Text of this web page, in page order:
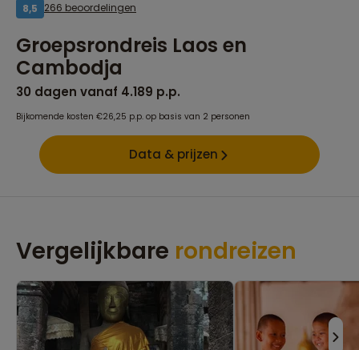
8,5 266 beoordelingen
Groepsrondreis Laos en
Cambodja
30 dagen vanaf 4.189 p.p.
Bijkomende kosten €26,25 p.p. op basis van 2 personen
Data & prijzen
Vergelijkbare rondreizen